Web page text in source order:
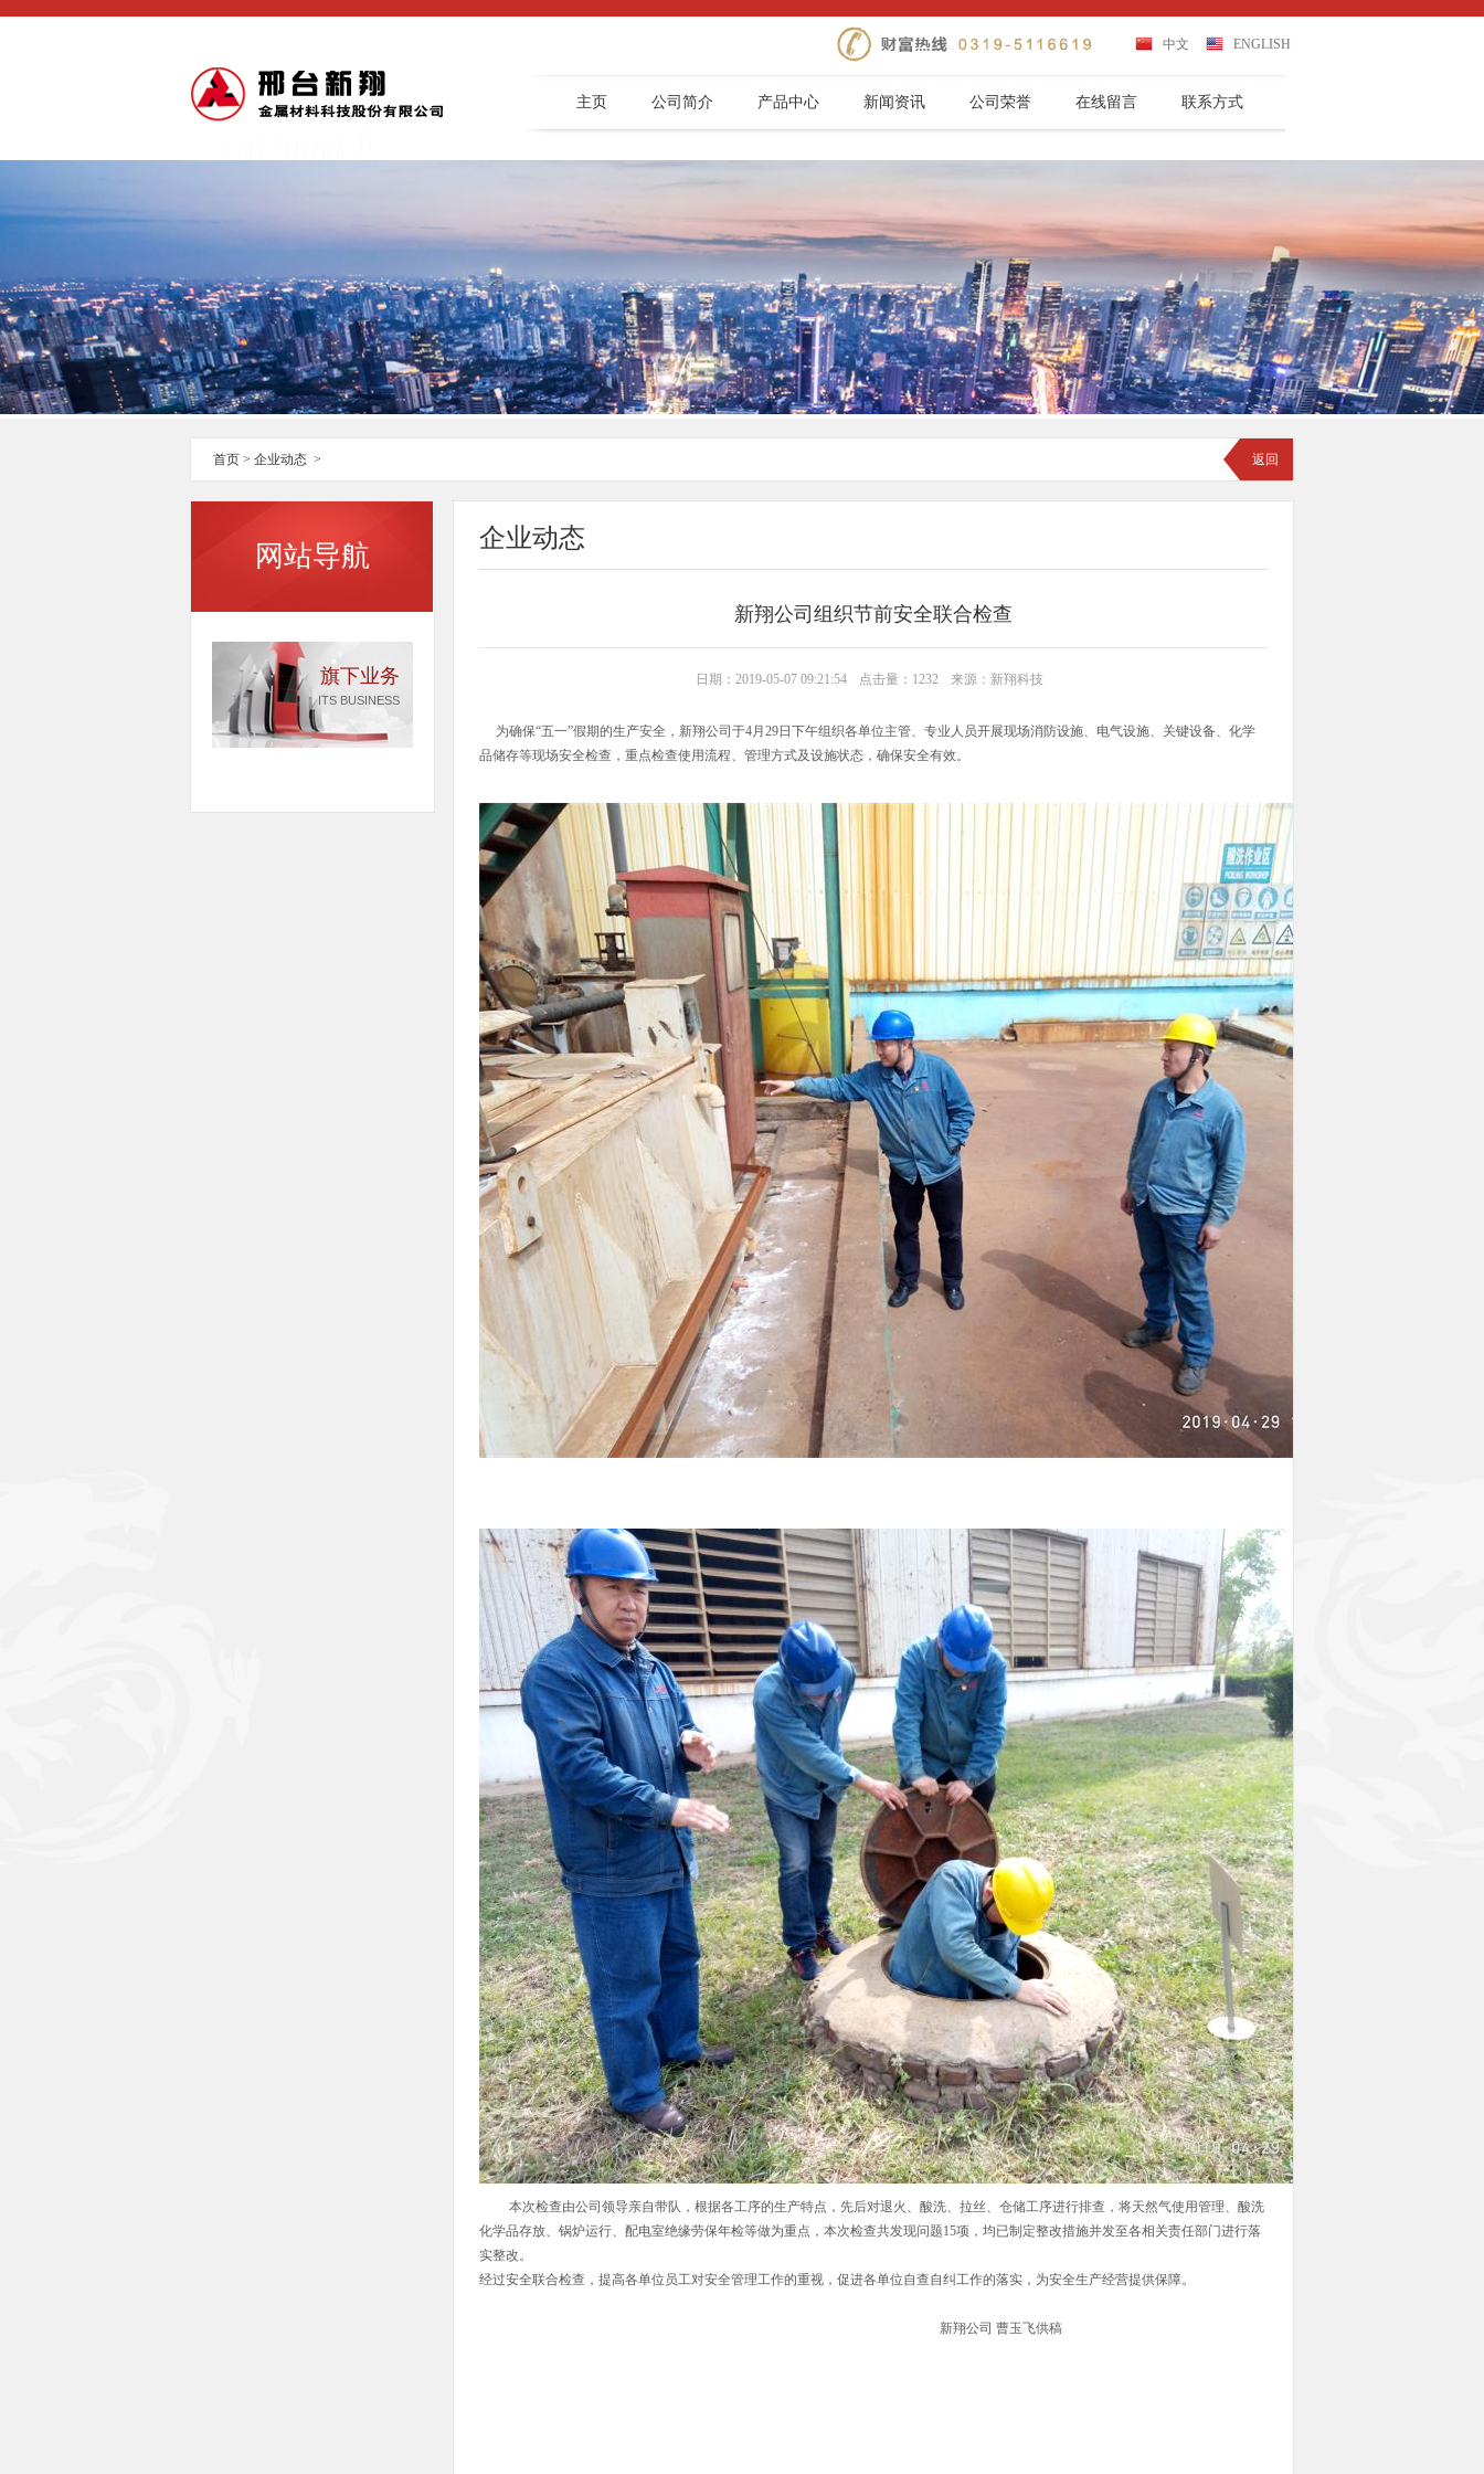
中文 ENGLISH
主页 公司简介 产品中心 新闻资讯 公司荣誉 在线留言 联系方式
首页 > 企业动态 > 返回
网站导航
旗下业务
ITS BUSINESS
企业动态
新翔公司组织节前安全联合检查
日期：2019-05-07 09:21:54 点击量：1232 来源：新翔科技
为确保“五一”假期的生产安全，新翔公司于4月29日下午组织各单位主管、专业人员开展现场消防设施、电气设施、关键设备、化学
品储存等现场安全检查，重点检查使用流程、管理方式及设施状态，确保安全有效。
本次检查由公司领导亲自带队，根据各工序的生产特点，先后对退火、酸洗、拉丝、仓储工序进行排查，将天然气使用管理、酸洗
化学品存放、锅炉运行、配电室绝缘劳保年检等做为重点，本次检查共发现问题15项，均已制定整改措施并发至各相关责任部门进行落
实整改。
经过安全联合检查，提高各单位员工对安全管理工作的重视，促进各单位自查自纠工作的落实，为安全生产经营提供保障。
新翔公司 曹玉飞供稿